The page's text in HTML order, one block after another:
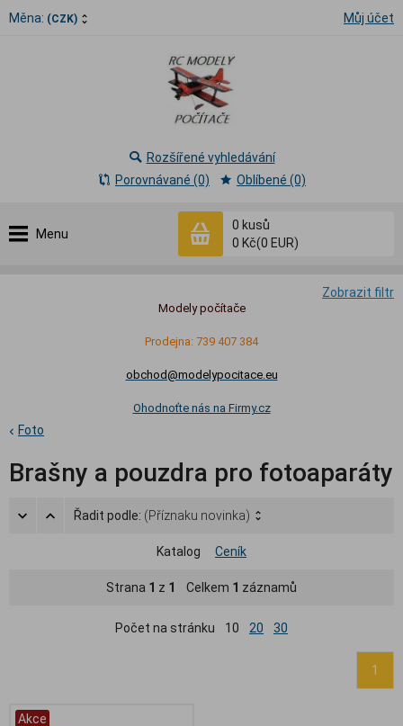
Měna: (CZK) Můj účet
Menu
0 kusů
0 Kč(0 EUR)
Rozšířené vyhledávání
Porovnávané (0)
Oblíbené (0)
Zobrazit filtr
Modely počítače
Prodejna: 739 407 384
obchod@modelypocitace.eu
Ohodnoťte nás na Firmy.cz
Foto
Brašny a pouzdra pro fotoaparáty
Řadit podle: (Příznaku novinka)
Katalog Ceník
Strana 1 z 1 Celkem 1 záznamů
Počet na stránku 10 20 30
1
Akce